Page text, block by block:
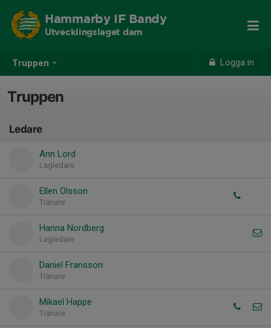
Truppen Logga in
Hammarby IF Bandy
Utvecklingslaget dam
Truppen
Ledare
Ann Lord
Lagledare
Ellen Olsson
Tränare
Hanna Nordberg
Lagledare
Daniel Fransson
Tränare
Mikael Happe
Tränare